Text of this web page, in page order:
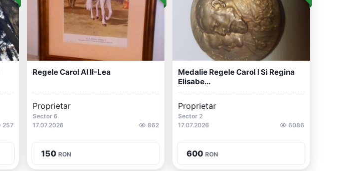
257
Regele Carol Al II-Lea
Proprietar
Sector 6
17.07.2026
862
150 RON
Medalie Regele Carol I Si Regina
Elisabe...
Proprietar
Sector 2
17.07.2026
6086
600 RON